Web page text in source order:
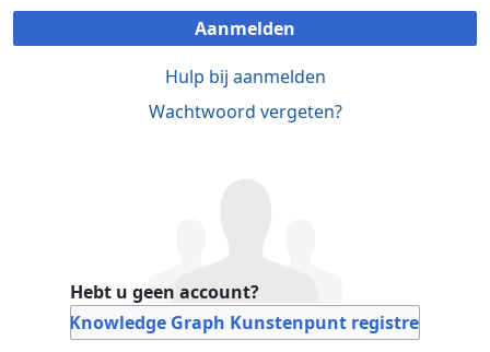
Aanmelden
Hulp bij aanmelden
Wachtwoord vergeten?
Hebt u geen account?
Bij Knowledge Graph Kunstenpunt registreren